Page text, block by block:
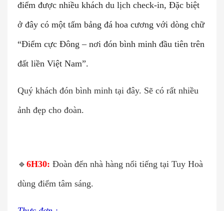
điểm được nhiều khách du lịch check-in, Đặc biệt
ở đây có một tấm bảng đá hoa cương với dòng chữ
“Điểm cực Đông – nơi đón bình minh đầu tiên trên
đất liền Việt Nam”.
Quý khách đón bình minh tại đây. Sẽ có rất nhiều
ảnh đẹp cho đoàn.
🔹 6H30: Đoàn đến nhà hàng nổi tiếng tại Tuy Hoà
dùng điểm tâm sáng.